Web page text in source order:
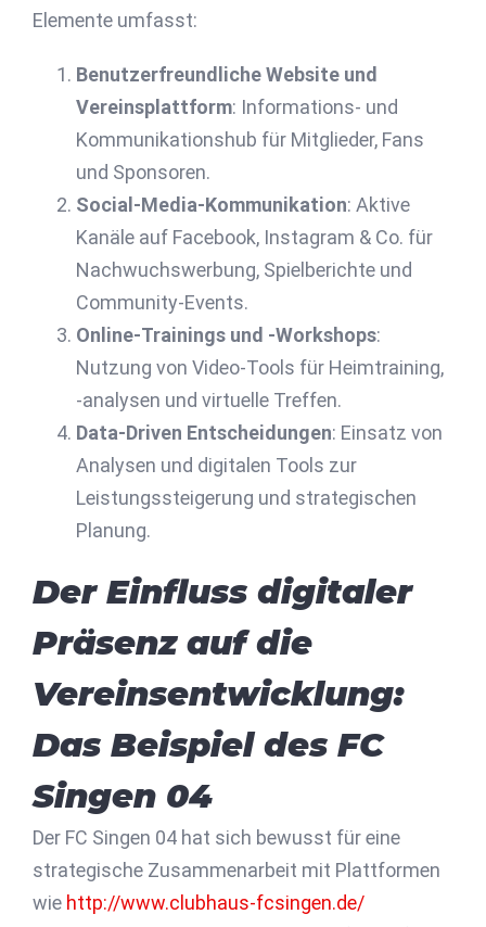
Elemente umfasst:
Benutzerfreundliche Website und
Vereinsplattform: Informations- und
Kommunikationshub für Mitglieder, Fans
und Sponsoren.
Social-Media-Kommunikation: Aktive
Kanäle auf Facebook, Instagram & Co. für
Nachwuchswerbung, Spielberichte und
Community-Events.
Online-Trainings und -Workshops:
Nutzung von Video-Tools für Heimtraining,
-analysen und virtuelle Treffen.
Data-Driven Entscheidungen: Einsatz von
Analysen und digitalen Tools zur
Leistungssteigerung und strategischen
Planung.
Der Einfluss digitaler
Präsenz auf die
Vereinsentwicklung:
Das Beispiel des FC
Singen 04
Der FC Singen 04 hat sich bewusst für eine
strategische Zusammenarbeit mit Plattformen
wie http://www.clubhaus-fcsingen.de/